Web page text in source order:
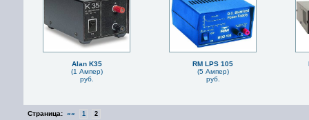
Alan K35
(1 Ампер)
руб.
RM LPS 105
(5 Ампер)
руб.
Страница: «« 1 2